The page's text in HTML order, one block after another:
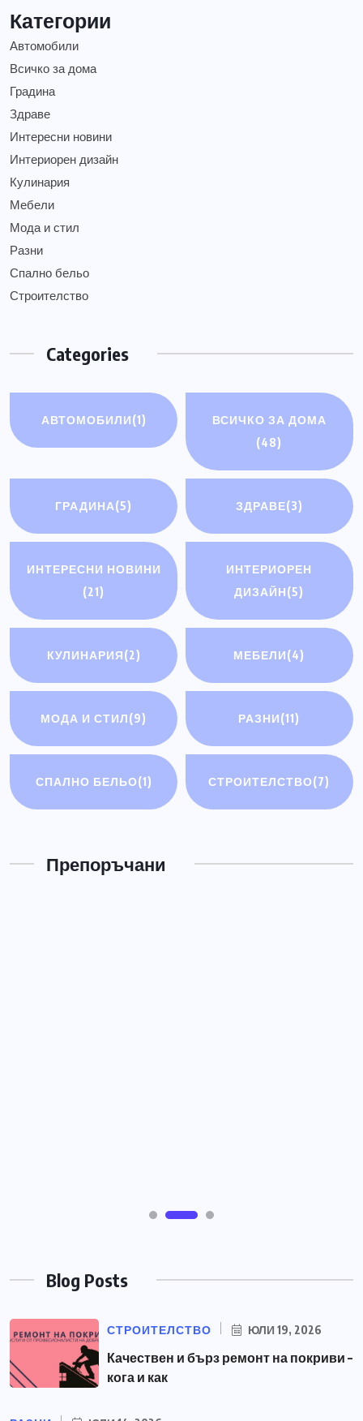
Категории
Автомобили
Всичко за дома
Градина
Здраве
Интересни новини
Интериорен дизайн
Кулинария
Мебели
Мода и стил
Разни
Спално бельо
Строителство
Categories
АВТОМОБИЛИ(1)
ВСИЧКО ЗА ДОМА
(48)
ГРАДИНА(5) ЗДРАВЕ(3)
ИНТЕРЕСНИ НОВИНИ
(21)
ИНТЕРИОРЕН
ДИЗАЙН(5)
КУЛИНАРИЯ(2) МЕБЕЛИ(4)
МОДА И СТИЛ(9) РАЗНИ(11)
СПАЛНО БЕЛЬО(1) СТРОИТЕЛСТВО(7)
Препоръчани
РАЗНИ
ЮЛИ 14, 2026
Blog Posts
СТРОИТЕЛСТВО ЮЛИ 19, 2026
Качествен и бърз ремонт на покриви –
кога и как